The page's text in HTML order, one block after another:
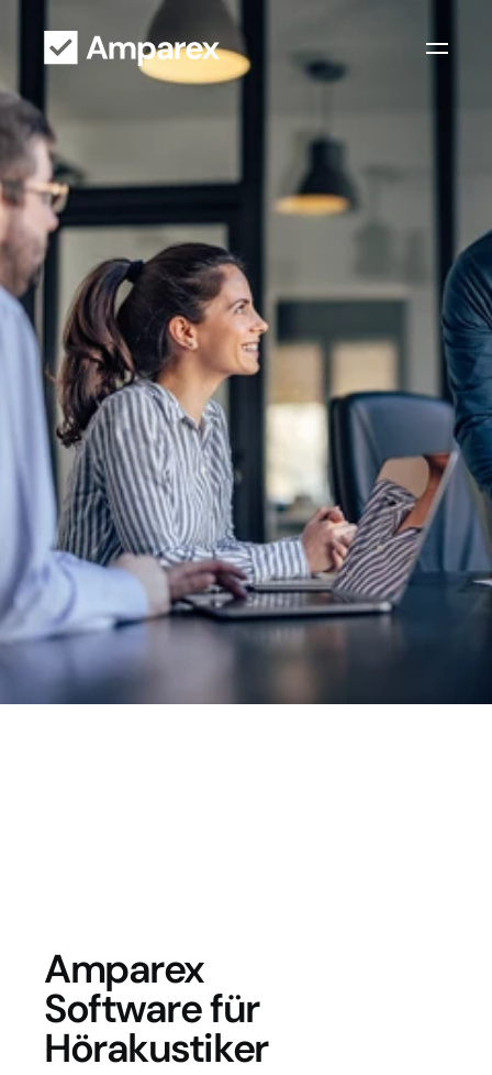
Amparex für Hörakustiker
Ichweiß was
gutenSe
ausmacht.
Amparexauch
Die Software Amparex für Hörakustiker
kennt alle Verträge und
Kostenübernahmen.
Demo buchen
Amparex
Software für
Hörakustiker